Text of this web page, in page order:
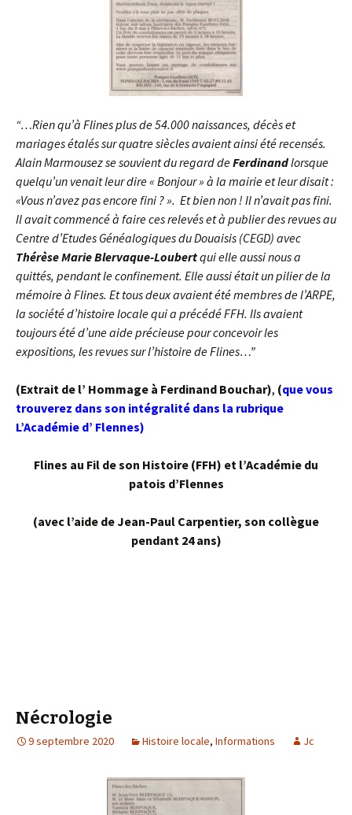
“…Rien qu’à Flines plus de 54.000 naissances, décès et
mariages étalés sur quatre siècles avaient ainsi été recensés.
Alain Marmousez se souvient du regard deFerdinandlorsque
quelqu’un venait leur dire « Bonjour » à la mairie et leur disait :
«Vous n’avez pas encore fini ? ». Et bien non ! Il n’avait pas fini.
Il avait commencé à faire ces relevés et à publier des revues au
Centre d’Etudes Généalogiques du Douaisis (CEGD) avec
Thérèse Marie Blervaque-Loubertqui elle aussi nous a
quittés, pendant le confinement. Elle aussi était un pilier de la
mémoire à Flines. Et tous deux avaient été membres de l’ARPE,
la société d’histoire locale qui a précédé FFH. Ils avaient
toujours été d’une aide précieuse pour concevoir les
expositions, les revues sur l’histoire de Flines…”
(Extrait de l’ Hommage à Ferdinand Bouchar), (que vous
trouverez dans son intégralité dans la rubrique
L’Académie d’ Flennes)
Flines au Fil de son Histoire (FFH) et l’Académie du
patois d’Flennes
(avec l’aide de Jean-Paul Carpentier, son collègue
pendant 24 ans)
Nécrologie
9 septembre 2020 Histoire locale, Informations Jc